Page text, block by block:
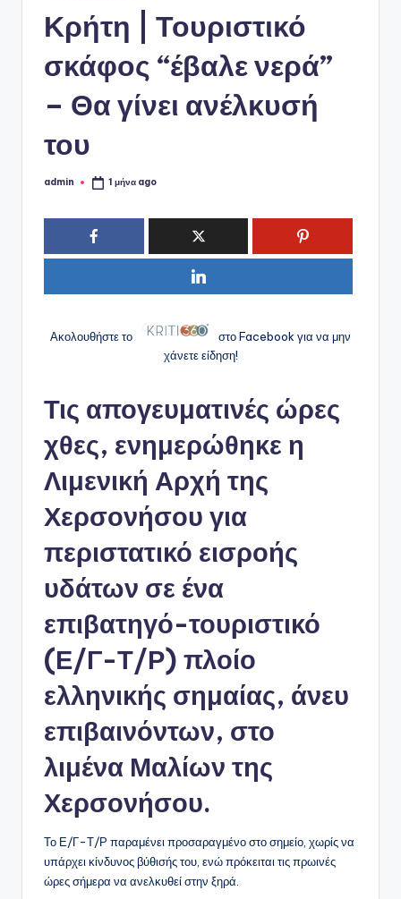
Κρήτη | Τουριστικό
σκάφος “έβαλε νερά”
– Θα γίνει ανέλκυσή
του
Συγγραφέας:
admin 1 μήνα ago
Ακολουθήστε το
στο Facebook για να μην
χάνετε είδηση!
Τις απογευματινές ώρες
χθες, ενημερώθηκε η
Λιμενική Αρχή της
Χερσονήσου για
περιστατικό εισροής
υδάτων σε ένα
επιβατηγό-τουριστικό
(Ε/Γ-Τ/Ρ) πλοίο
ελληνικής σημαίας, άνευ
επιβαινόντων, στο
λιμένα Μαλίων της
Χερσονήσου.
Το Ε/Γ-Τ/Ρ παραμένει προσαραγμένο στο σημείο, χωρίς να
υπάρχει κίνδυνος βύθισής του, ενώ πρόκειται τις πρωινές
ώρες σήμερα να ανελκυθεί στην ξηρά.